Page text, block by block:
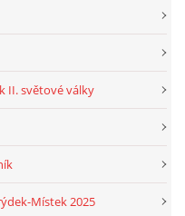
II. světové války
Místek 2025